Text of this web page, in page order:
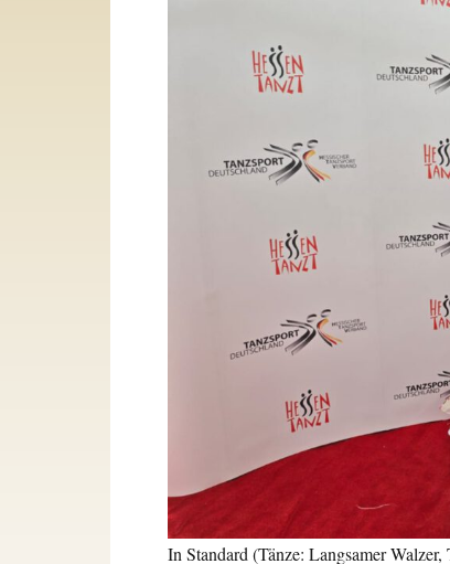
In Standard (Tänze: Langsamer